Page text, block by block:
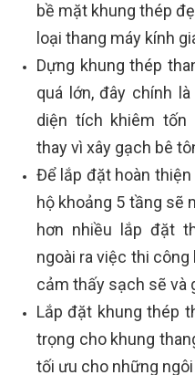
bề mặt khung thép
loại thang máy kính
Dựng khung thép
quá lớn, đây chính
diện tích khiêm tốn
thay vì xây gạch bê
Để lắp đặt hoàn
hộ khoảng 5 tầng sẽ
hơn nhiều lắp đặt
ngoài ra việc thi
cảm thấy sạch sẽ và
Lắp đặt khung thép
trọng cho khung
tối ưu cho những